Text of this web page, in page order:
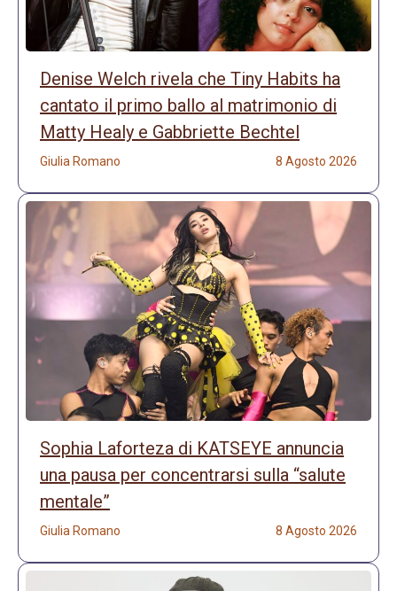
Denise Welch rivela che Tiny Habits ha
cantato il primo ballo al matrimonio di
Matty Healy e Gabbriette Bechtel
Giulia Romano 8 Agosto 2026
Sophia Laforteza di KATSEYE annuncia
una pausa per concentrarsi sulla “salute
mentale”
Giulia Romano 8 Agosto 2026